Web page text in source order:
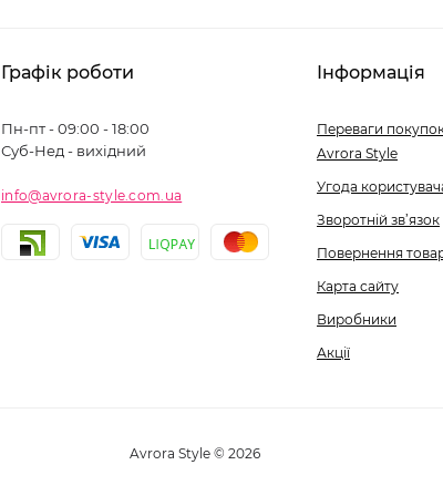
Графік роботи
Пн-пт - 09:00 - 18:00
Суб-Нед - вихідний
info@avrora-style.com.ua
Інформація
Переваги
Avrora Style
Угода
Зворотній зв’язок
Повернення
Карта сайту
Виробники
Акції
Avrora Style © 2026